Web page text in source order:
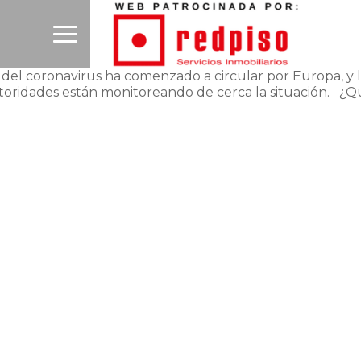
del coronavirus ha comenzado a circular por Europa,
están monitoreando de cerca la situación.